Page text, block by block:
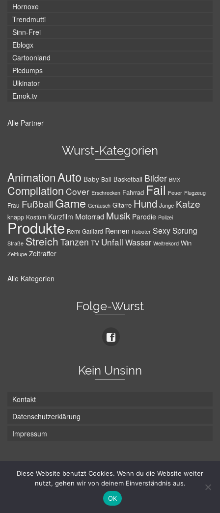
Hornoxe
Trendmutti
Sinn-Frei
Eblogx
Cartoonland
Picdumps
Ulkinator
Emok.tv
Alle Partner
Wurst-Kategorien
AnimationAuto Baby Ball Basketball Bilder BMX
Compilation Cover Erschrecken Fahrrad Fail Feuer Flugzeug
Frau Fußball Game Geräusch Gitarre Hund Junge Katze
knapp Kostüm Kurzfilm Motorrad Musik Parodie Polizei
Produkte Remi Gaillard Rennen Roboter SexySprung
Straße Streich Tanzen TV Unfall Wasser Weltrekord Win
Zeitlupe Zeitraffer
Alle Kategorien
Folge-Wurst
Kein Unsinn
Kontakt
Datenschutzerklärung
Impressum
© Hans-Wurst.net - Gute Laune seit 2005
Diese Website benutzt Cookies. Wenn du die Website weiter
nutzt, gehen wir von deinem Einverständnis aus.
OK